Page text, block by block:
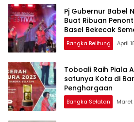
Pj Gubernur Babel
Buat Ribuan
Basel Bekecak
Bangka Belitung April
Toboali Raih Piala
satunya Kota di
Penghargaan
Bangka Selatan Maret